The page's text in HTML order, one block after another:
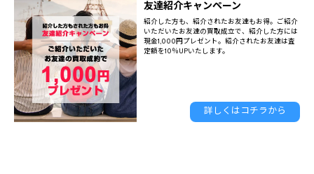
友達紹介キャンペーン
紹介した方も、紹介されたお友達もお得。ご紹介
いただいたお友達の買取成立で、紹介した方には
現金1,000円プレゼント。紹介されたお友達は査
定額を10％UPいたします。
詳しくはコチラから